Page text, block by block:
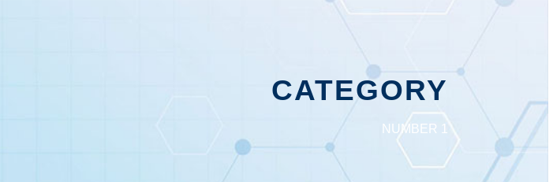
CATEGORY
NUMBER 1